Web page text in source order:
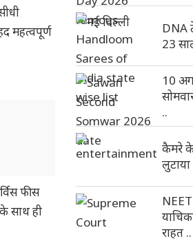
महत्वपूर्ण
फीस
साथ ही
DNA
23
10
..
कैमरे के
राहत ..